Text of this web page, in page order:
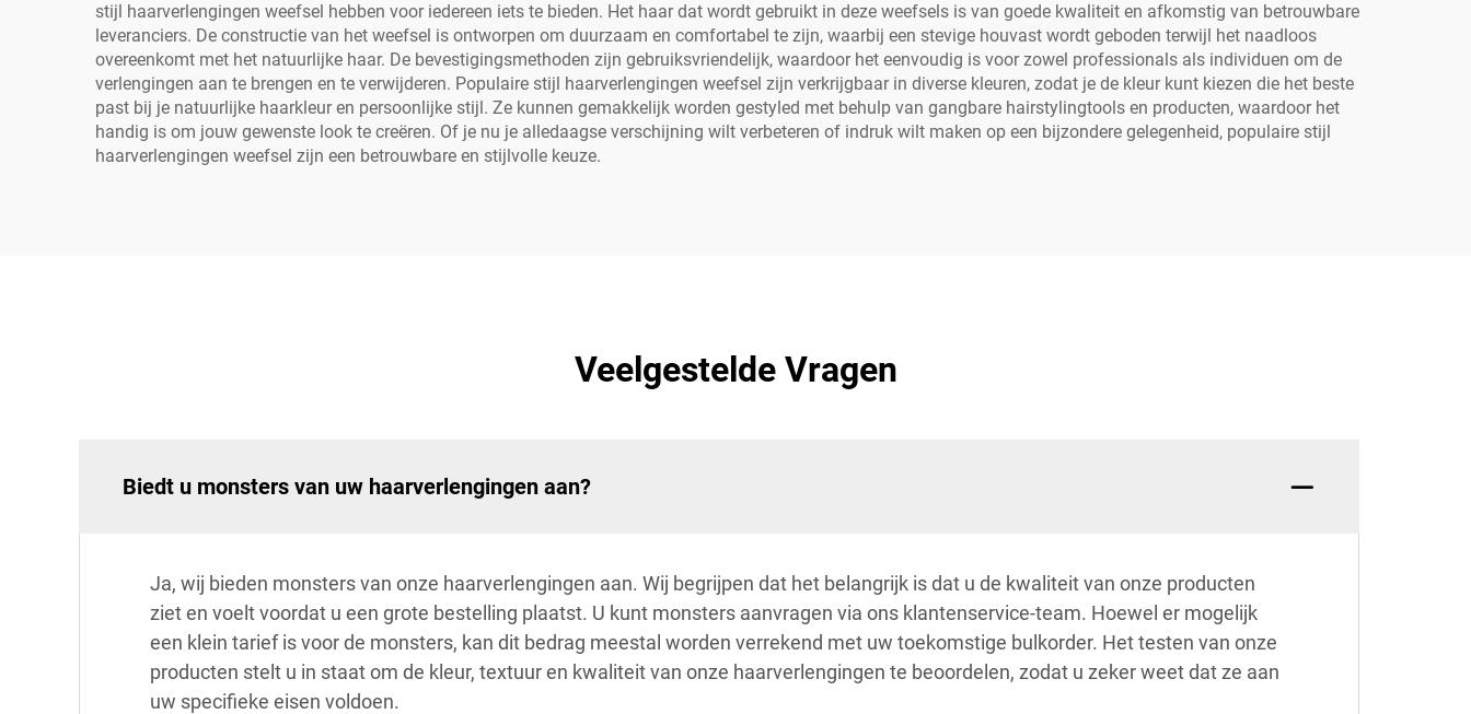
stijl haarverlengingen weefsel hebben voor iedereen iets te bieden. Het haar dat wordt gebruikt in deze weefsels is van goede kwaliteit en afkomstig van betrouwbare
leveranciers. De constructie van het weefsel is ontworpen om duurzaam en comfortabel te zijn, waarbij een stevige houvast wordt geboden terwijl het naadloos
overeenkomt met het natuurlijke haar. De bevestigingsmethoden zijn gebruiksvriendelijk, waardoor het eenvoudig is voor zowel professionals als individuen om de
verlengingen aan te brengen en te verwijderen. Populaire stijl haarverlengingen weefsel zijn verkrijgbaar in diverse kleuren, zodat je de kleur kunt kiezen die het beste
past bij je natuurlijke haarkleur en persoonlijke stijl. Ze kunnen gemakkelijk worden gestyled met behulp van gangbare hairstylingtools en producten, waardoor het
handig is om jouw gewenste look te creëren. Of je nu je alledaagse verschijning wilt verbeteren of indruk wilt maken op een bijzondere gelegenheid, populaire stijl
haarverlengingen weefsel zijn een betrouwbare en stijlvolle keuze.
Veelgestelde Vragen
Biedt u monsters van uw haarverlengingen aan?
Ja, wij bieden monsters van onze haarverlengingen aan. Wij begrijpen dat het belangrijk is dat u de kwaliteit van onze producten
ziet en voelt voordat u een grote bestelling plaatst. U kunt monsters aanvragen via ons klantenservice-team. Hoewel er mogelijk
een klein tarief is voor de monsters, kan dit bedrag meestal worden verrekend met uw toekomstige bulkorder. Het testen van onze
producten stelt u in staat om de kleur, textuur en kwaliteit van onze haarverlengingen te beoordelen, zodat u zeker weet dat ze aan
uw specifieke eisen voldoen.